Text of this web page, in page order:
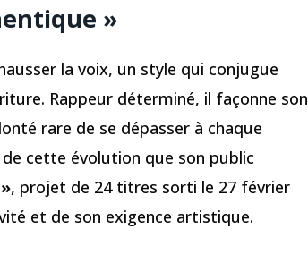
»
la voix, un style qui conjugue
Rappeur déterminé, il façonne son
rare de se dépasser à chaque
de cette évolution que son public
, projet de 24 titres sorti le 27 février
et de son exigence artistique.